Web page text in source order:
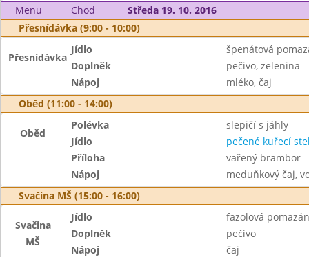
Menu
Chod
Středa 19. 10. 2016
Přesnídávka (9:00 - 10:00)
Přesnídávka
Jídlo
špenátová
Doplněk
pečivo, zelenina
Nápoj
mléko, čaj
Oběd (11:00 - 14:00)
Oběd
Polévka
slepičí s jáhly
Jídlo
pečené kuřecí
Příloha
vařený brambor
Nápoj
meduňkový čaj,
Svačina MŠ (15:00 - 16:00)
Svačina
MŠ
Jídlo
fazolová
Doplněk
pečivo
Nápoj
čaj